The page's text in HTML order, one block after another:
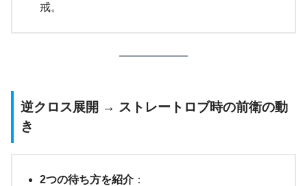
戒。
逆クロス展開 → ストレートロブ時の前衛の動
き
2つの待ち方を紹介：